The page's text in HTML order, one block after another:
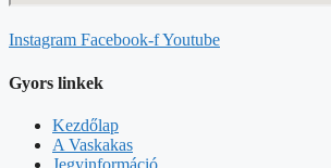
Instagram Facebook-fYoutube
Gyors linkek
Kezdőlap
A Vaskakas
Jegyinformáció